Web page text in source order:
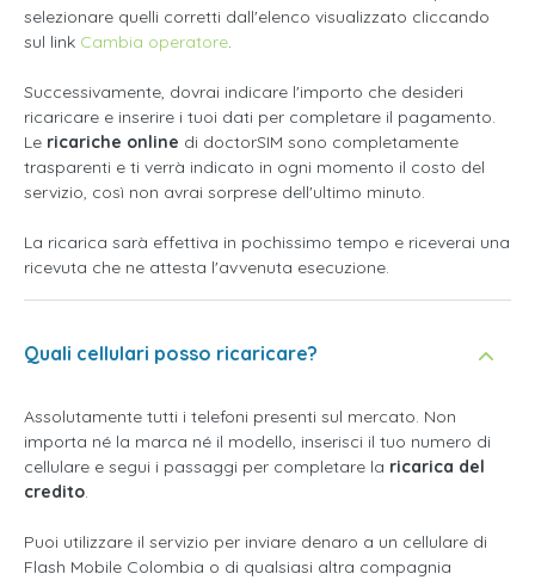
selezionare quelli corretti dall'elenco visualizzato cliccando
sul link Cambia operatore.
Successivamente, dovrai indicare l'importo che desideri
ricaricare e inserire i tuoi dati per completare il pagamento.
Le ricariche online di doctorSIM sono completamente
trasparenti e ti verrà indicato in ogni momento il costo del
servizio, così non avrai sorprese dell'ultimo minuto.
La ricarica sarà effettiva in pochissimo tempo e riceverai una
ricevuta che ne attesta l'avvenuta esecuzione.
Quali cellulari posso ricaricare?
Assolutamente tutti i telefoni presenti sul mercato. Non
importa né la marca né il modello, inserisci il tuo numero di
cellulare e segui i passaggi per completare la ricarica del
credito.
Puoi utilizzare il servizio per inviare denaro a un cellulare di
Flash Mobile Colombia o di qualsiasi altra compagnia